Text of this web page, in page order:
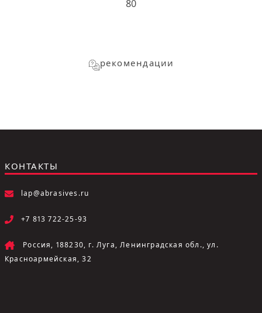
80
рекомендации
КОНТАКТЫ
lap@abrasives.ru
+7 813 722-25-93
Россия, 188230, г. Луга, Ленинградская обл., ул.
Красноармейская, 32